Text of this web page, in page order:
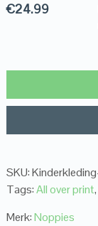
€24.99
SKU:
Tags:All over print,
Merk:Noppies